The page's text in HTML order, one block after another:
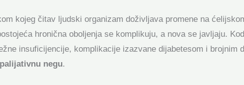
kojeg čitav ljudski organizam doživljava promene na
hronična oboljenja se komplikuju, a nova se javljaju.
insuficijencije, komplikacije izazvane dijabetesom i brojnim
palijativnu negu.